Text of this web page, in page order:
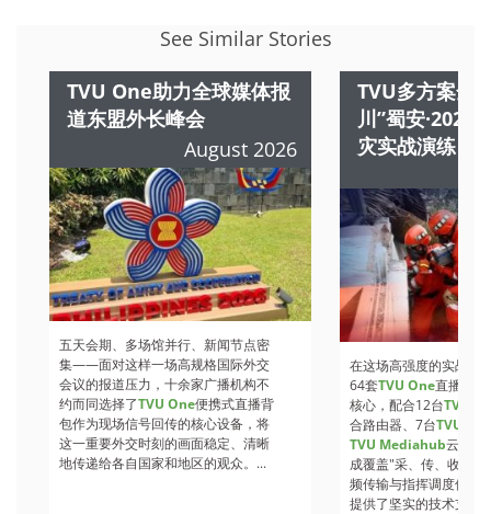
See Similar Stories
TVU One助力全球媒体报
道东盟外长峰会
August 2026
五天会期、多场馆并行、新闻节点密
集——面对这样一场高规格国际外交
会议的报道压力，十余家广播机构不
约而同选择了TVU One便携式直播背
包作为现场信号回传的核心设备，将
这一重要外交时刻的画面稳定、清晰
地传递给各自国家和地区的观众。...
TVU多方案全
川”蜀安
灾实战演练
在这场高强度的实战检
64套TVU One直播背
核心，配合12台TVU
合路由器、7台TVU
TVU Mediahub云调度
成覆盖"采、传、收、
频传输与指挥调度保障
提供了坚实的技术支撑